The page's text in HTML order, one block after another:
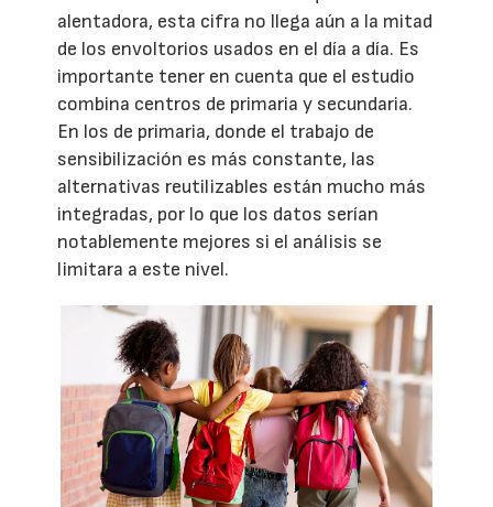
alentadora, esta cifra no llega aún a la mitad
de los envoltorios usados en el día a día. Es
importante tener en cuenta que el estudio
combina centros de primaria y secundaria.
En los de primaria, donde el trabajo de
sensibilización es más constante, las
alternativas reutilizables están mucho más
integradas, por lo que los datos serían
notablemente mejores si el análisis se
limitara a este nivel.